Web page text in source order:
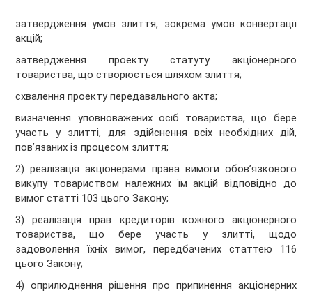
затвердження умов злиття, зокрема умов конвертації
акцій;
затвердження проекту статуту акціонерного
товариства, що створюється шляхом злиття;
схвалення проекту передавального акта;
визначення уповноважених осіб товариства, що бере
участь у злитті, для здійснення всіх необхідних дій,
пов’язаних із процесом злиття;
2) реалізація акціонерами права вимоги обов’язкового
викупу товариством належних їм акцій відповідно до
вимог статті 103 цього Закону;
3) реалізація прав кредиторів кожного акціонерного
товариства, що бере участь у злитті, щодо
задоволення їхніх вимог, передбачених статтею 116
цього Закону;
4) оприлюднення рішення про припинення акціонерних